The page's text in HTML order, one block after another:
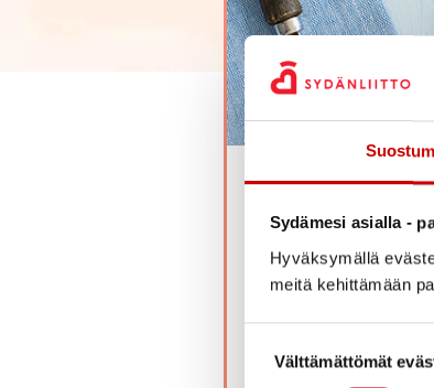
Sydämesi asialla -
Hyväksymällä
meitä kehittämään
Välttämättömät
Testaa
Terveellinen ja
toistuvat